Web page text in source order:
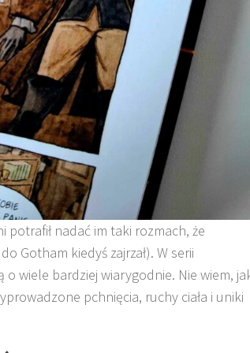
nadać im taki rozmach, że
Gotham kiedyś zajrzał). W serii
wiele bardziej wiarygodnie. Nie wiem,
pchnięcia, ruchy ciała i uniki